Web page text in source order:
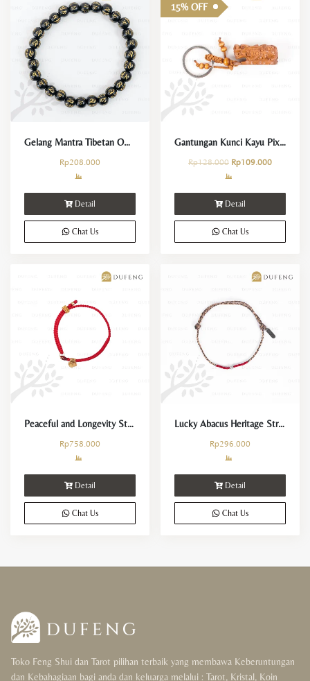
Gelang Mantra Tibetan Om Mani Padme Hum
Rp208.000
Detail
Chat Us
15% OFF
Gantungan Kunci Kayu Pixiu dan 3 Koin Keberuntungan
Rp128.000 Rp109.000
Detail
Chat Us
Peaceful and Longevity String
Rp758.000
Detail
Chat Us
Lucky Abacus Heritage String
Rp296.000
Detail
Chat Us
Toko Feng Shui dan Tarot pilihan terbaik yang membawa Keberuntungan
dan Kebahagiaan bagi anda dan keluarga melalui : Tarot, Kristal, Koin